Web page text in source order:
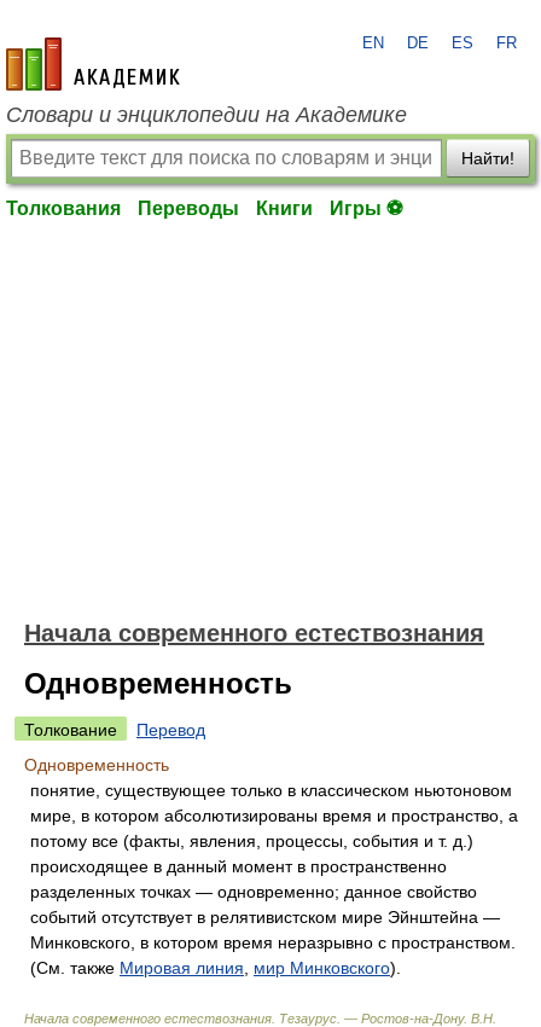
academic.ru
EN DE ES FR
Словари и энциклопедии на Академике
Найти!
Толкования Переводы Книги Игры ⚽
Начала современного естествознания
Одновременность
Толкование
Перевод
Одновременность
понятие, существующее только в классическом ньютоновом
мире, в котором абсолютизированы время и пространство, а
потому все (факты, явления, процессы, события и т. д.)
происходящее в данный момент в пространственно
разделенных точках — одновременно; данное свойство
событий отсутствует в релятивистском мире Эйнштейна —
Минковского, в котором время неразрывно с пространством.
(См. также Мировая линия мир Минковского).
Начала современного естествознания. Тезаурус. — Ростов-на-Дону. В.Н.